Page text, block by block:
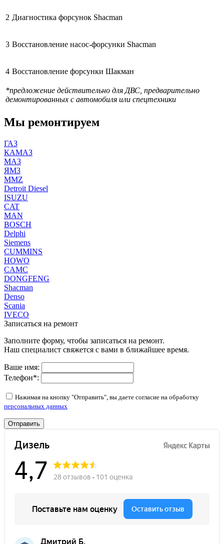
2 Диагностика форсунок Shacman
3 Восстановление насос-форсунки Shacman
4 Восстановление форсунки Шакман
*предложение действительно для ДВС, предварительно
демонтированных с автомобиля или спецтехники
Мы ремонтируем
ГАЗ
КАМАЗ
МАЗ
ЯМЗ
MMZ
Detroit Diesel
ISUZU
CAT
MAN
BOSCH
Delphi
Siemens
CUMMINS
HOWO
CAMC
DONGFENG
Shacman
Denso
Scania
IVECO
Записаться на ремонт
Заполните форму, чтобы записаться на ремонт.
Наш специалист свяжется с вами в ближайшее время.
Ваше имя:
Телефон*:
Нажимая на кнопку "Отправить", вы даете согласие на обработку
персональных данных
Отправить